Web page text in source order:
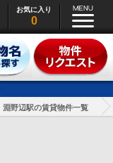
お気に入り
0
淵野辺駅の賃貸物件一覧